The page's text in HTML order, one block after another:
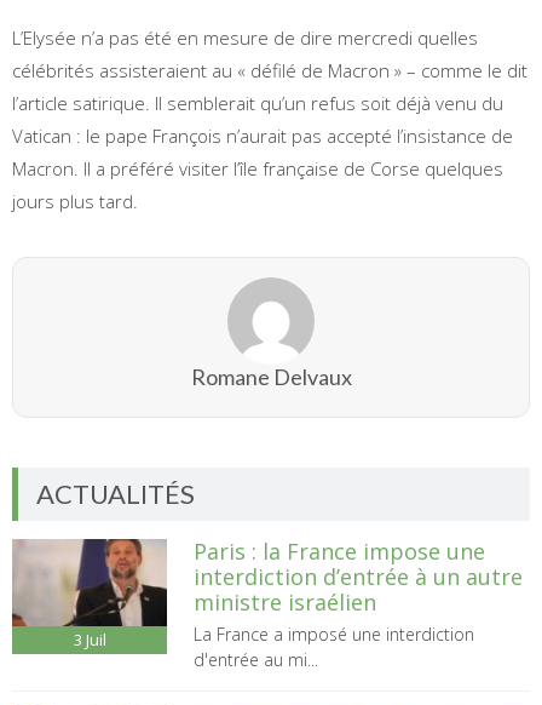
L’Elysée n’a pas été en mesure de dire mercredi quelles
célébrités assisteraient au « défilé de Macron » – comme le dit
l’article satirique. Il semblerait qu’un refus soit déjà venu du
Vatican : le pape François n’aurait pas accepté l’insistance de
Macron. Il a préféré visiter l’île française de Corse quelques
jours plus tard.
Romane Delvaux
ACTUALITÉS
3 Juil
Paris : la France impose une
interdiction d’entrée à un autre
ministre israélien
La France a imposé une interdiction
d'entrée au mi...